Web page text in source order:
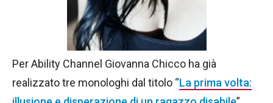
Per Ability Channel Giovanna Chicco ha già
realizzato tre monologhi dal titolo “La prima volta: